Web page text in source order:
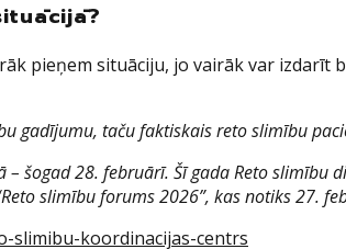
pieņem situāciju, jo vairāk var izdarīt
taču faktiskais reto slimību
šogad 28. februārī. Šī gada Reto slimību
slimību forums 2026”, kas notiks 27.
slimibu-koordinacijas-centrs